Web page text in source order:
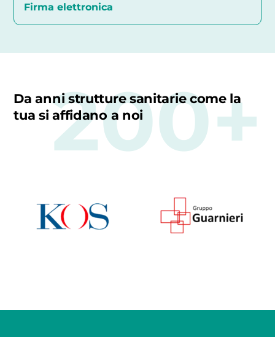
Firma elettronica
Da anni strutture sanitarie come la
tua si affidano a noi
200+